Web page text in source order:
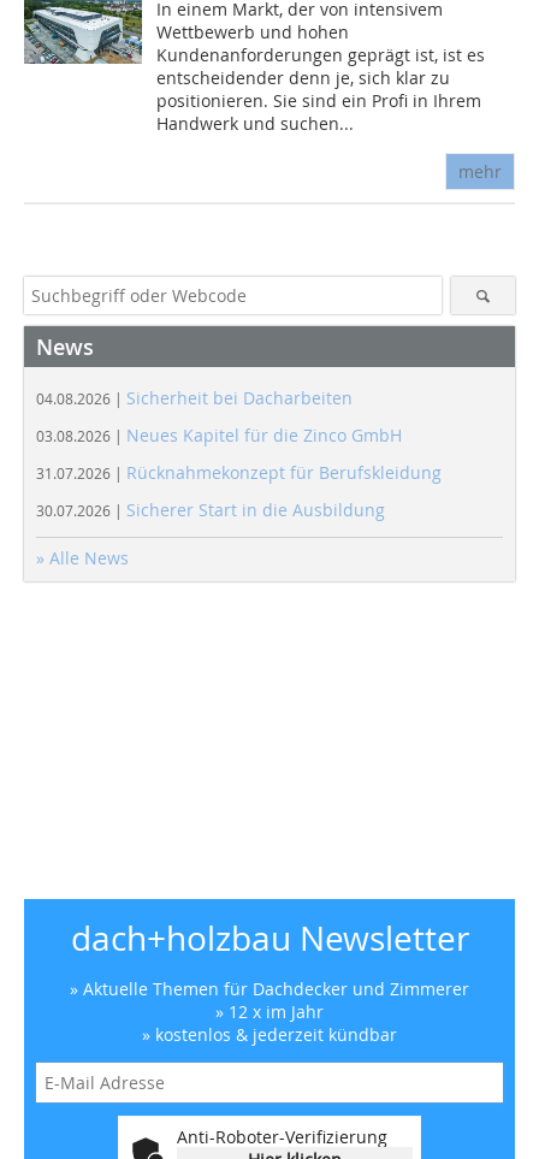
In einem Markt, der von intensivem
Wettbewerb und hohen
Kundenanforderungen geprägt ist, ist es
entscheidender denn je, sich klar zu
positionieren. Sie sind ein Profi in Ihrem
Handwerk und suchen...
mehr
News
04.08.2026 | Sicherheit bei Dacharbeiten
03.08.2026 | Neues Kapitel für die Zinco GmbH
31.07.2026 | Rücknahmekonzept für Berufskleidung
30.07.2026 | Sicherer Start in die Ausbildung
» Alle News
dach+holzbau Newsletter
» Aktuelle Themen für Dachdecker und Zimmerer
» 12 x im Jahr
» kostenlos & jederzeit kündbar
Anti-Roboter-Verifizierung